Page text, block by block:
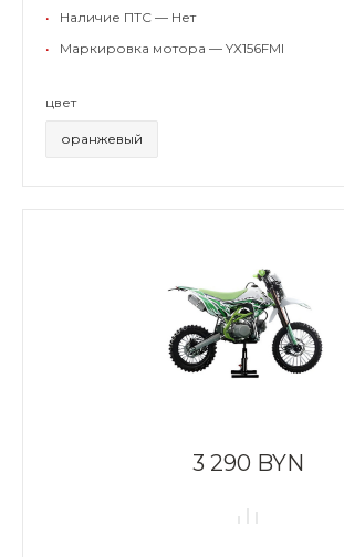
•
Наличие ПТС — Нет
•
Маркировка мотора — YX156FMI
цвет
оранжевый
3 290 BYN